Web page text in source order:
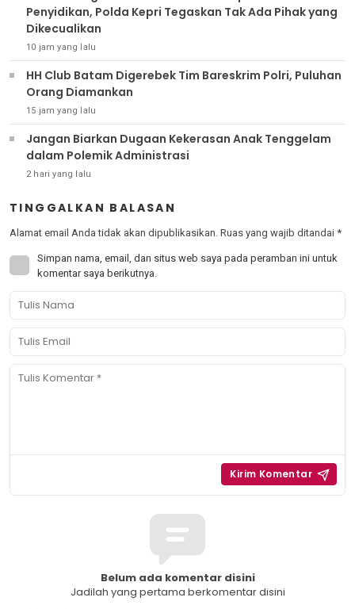
Penyidikan, Polda Kepri Tegaskan Tak Ada Pihak yang
Dikecualikan
10 jam yang lalu
HH Club Batam Digerebek Tim Bareskrim Polri, Puluhan
Orang Diamankan
15 jam yang lalu
Jangan Biarkan Dugaan Kekerasan Anak Tenggelam
dalam Polemik Administrasi
2 hari yang lalu
TINGGALKAN BALASAN
Alamat email Anda tidak akan dipublikasikan. Ruas yang wajib ditandai *
Simpan nama, email, dan situs web saya pada peramban ini untuk
komentar saya berikutnya.
Belum ada komentar disini
Jadilah yang pertama berkomentar disini